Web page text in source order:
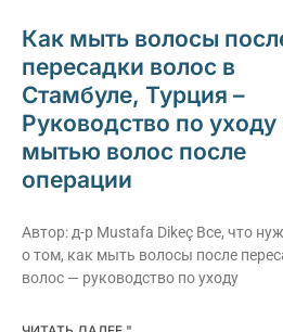
Как мыть волосы
пересадки волос в
Стамбуле, Турция –
Руководство по уходу
мытью волос после
операции
Автор: д-р Mustafa Dikeç Все, что
о том, как мыть волосы после
волос — руководство по уходу